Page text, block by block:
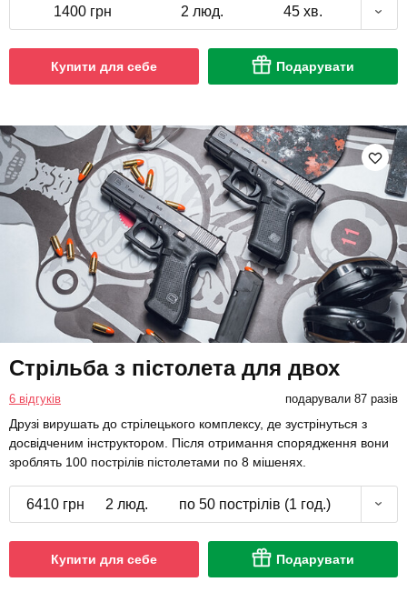
1400 грн 2 люд. 45 хв.
Купити для себе Подарувати
Стрільба з пістолета для двох
6 відгуків подарували 87 разів
Друзі вирушать до стрілецького комплексу, де зустрінуться з
досвідченим інструктором. Після отримання спорядження вони
зроблять 100 пострілів пістолетами по 8 мішенях.
6410 грн 2 люд. по 50 пострілів (1 год.)
Купити для себе Подарувати